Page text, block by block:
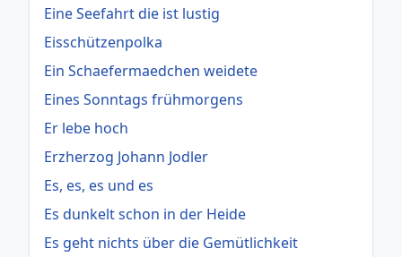
Eine Seefahrt die ist lustig
Eisschützenpolka
Ein Schaefermaedchen weidete
Eines Sonntags frühmorgens
Er lebe hoch
Erzherzog Johann Jodler
Es, es, es und es
Es dunkelt schon in der Heide
Es geht nichts über die Gemütlichkeit